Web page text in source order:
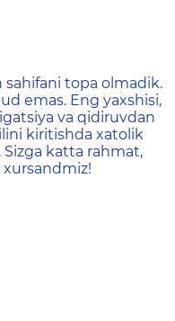
не
sahifani topa olmadik.
emas. Eng yaxshisi,
va qidiruvdan
kiritishda xatolik
katta rahmat,